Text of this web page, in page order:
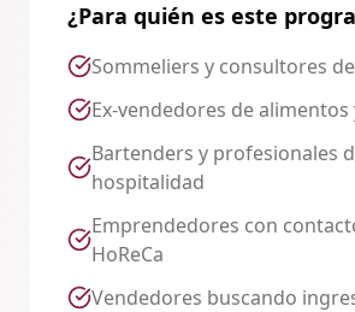
¿Para quién es este
Sommeliers y consultores
Ex-vendedores de alimentos
Bartenders y profesionales
hospitalidad
Emprendedores con
HoReCa
Vendedores buscando